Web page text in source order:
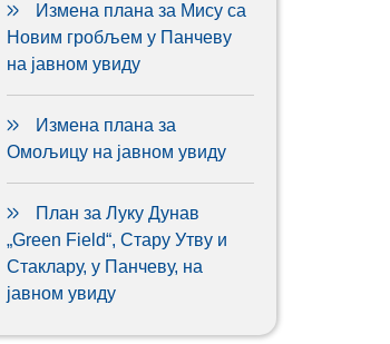
Измена плана за Мису са
Новим гробљем у Панчеву
на јавном увиду
Измена плана за
Омољицу на јавном увиду
План за Луку Дунав
„Green Field“, Стару Утву и
Стаклару, у Панчеву, на
јавном увиду